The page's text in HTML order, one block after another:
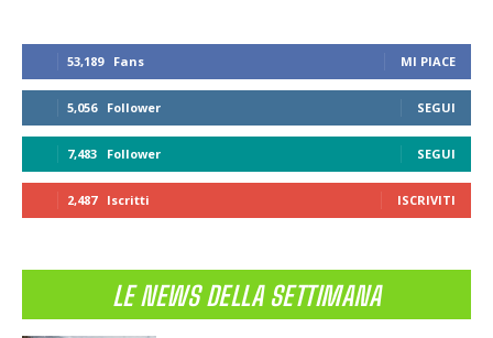
53,189 Fans MI PIACE
5,056 Follower SEGUI
7,483 Follower SEGUI
2,487 Iscritti ISCRIVITI
LE NEWS DELLA SETTIMANA